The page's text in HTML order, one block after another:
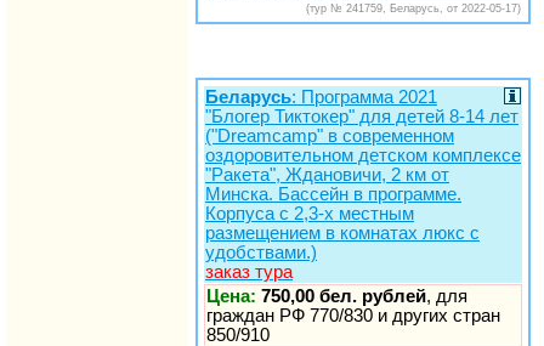
(тур № 241759, Беларусь, от 2022-05-17)
Беларусь: Программа 2021
"Блогер Тиктокер" для детей 8-14 лет
("Dreamcamp" в cовременном
оздоровительном детском комплексе
"Ракета", Ждановичи, 2 км от
Минска. Бассейн в программе.
Корпуса с 2,3-х местным
размещением в комнатах люкс с
удобствами.)
заказ тура
Цена: 750,00 бел. рублей, для
граждан РФ 770/830 и других стран
850/910